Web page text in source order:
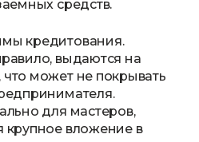
средств.
кредитования.
выдаются на
может не покрывать
для мастеров,
крупное вложение в